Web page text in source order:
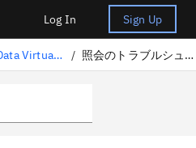
Log In Sign Up
Data Virtualization / 照会のトラブルシューティング